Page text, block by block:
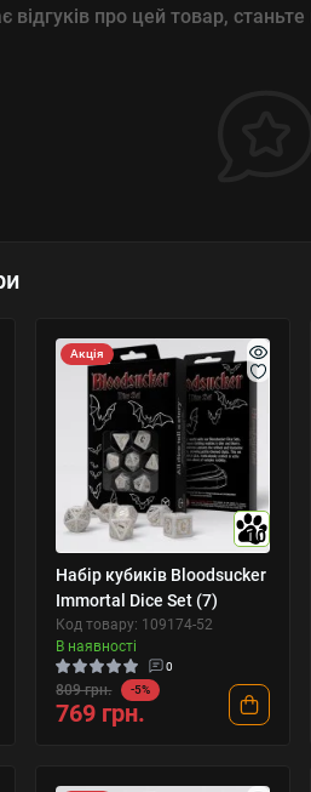
відгуків про цей товар,
Акція
10
Набір кубиків Bloodsucker
Immortal Dice Set (7)
Код товару: 109174-52
В наявності
0
809 грн. -5%
769 грн.